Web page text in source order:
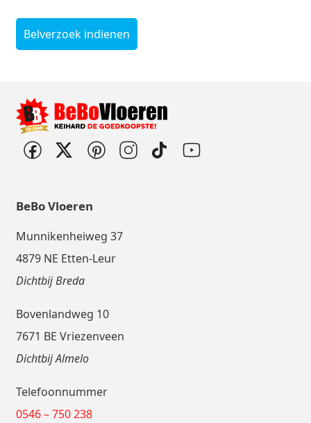
Belverzoek indienen
BeBo Vloeren
Munnikenheiweg 37
4879 NE Etten-Leur
Dichtbij Breda
Bovenlandweg 10
7671 BE Vriezenveen
Dichtbij Almelo
Telefoonnummer
0546 – 750 238